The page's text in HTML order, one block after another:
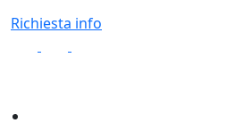
Richiesta info